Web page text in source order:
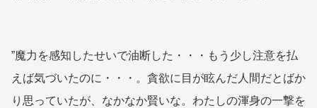
”魔力を感知したせいで油断した・・・もう少し注意を払
えば気づいたのに・・・。貪欲に目が眩んだ人間だとばか
り思っていたが、なかなか賢いな。わたしの渾身の一撃を